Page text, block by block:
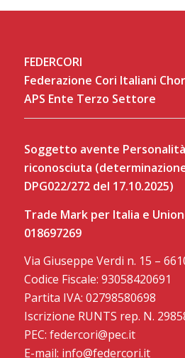
FEDERCORI
Federazione Cori Italiani
APS Ente Terzo Settore
Soggetto avente
riconosciuta
DPG022/272 del 17.10.2025)
Trade Mark per Italia e
018697269
Via Giuseppe Verdi n. 15 –
Codice Fiscale: 93058420691
Partita IVA: 02798580698
Iscrizione RUNTS rep. N.
PEC: federcori@pec.it
E-mail: info@federcori.it